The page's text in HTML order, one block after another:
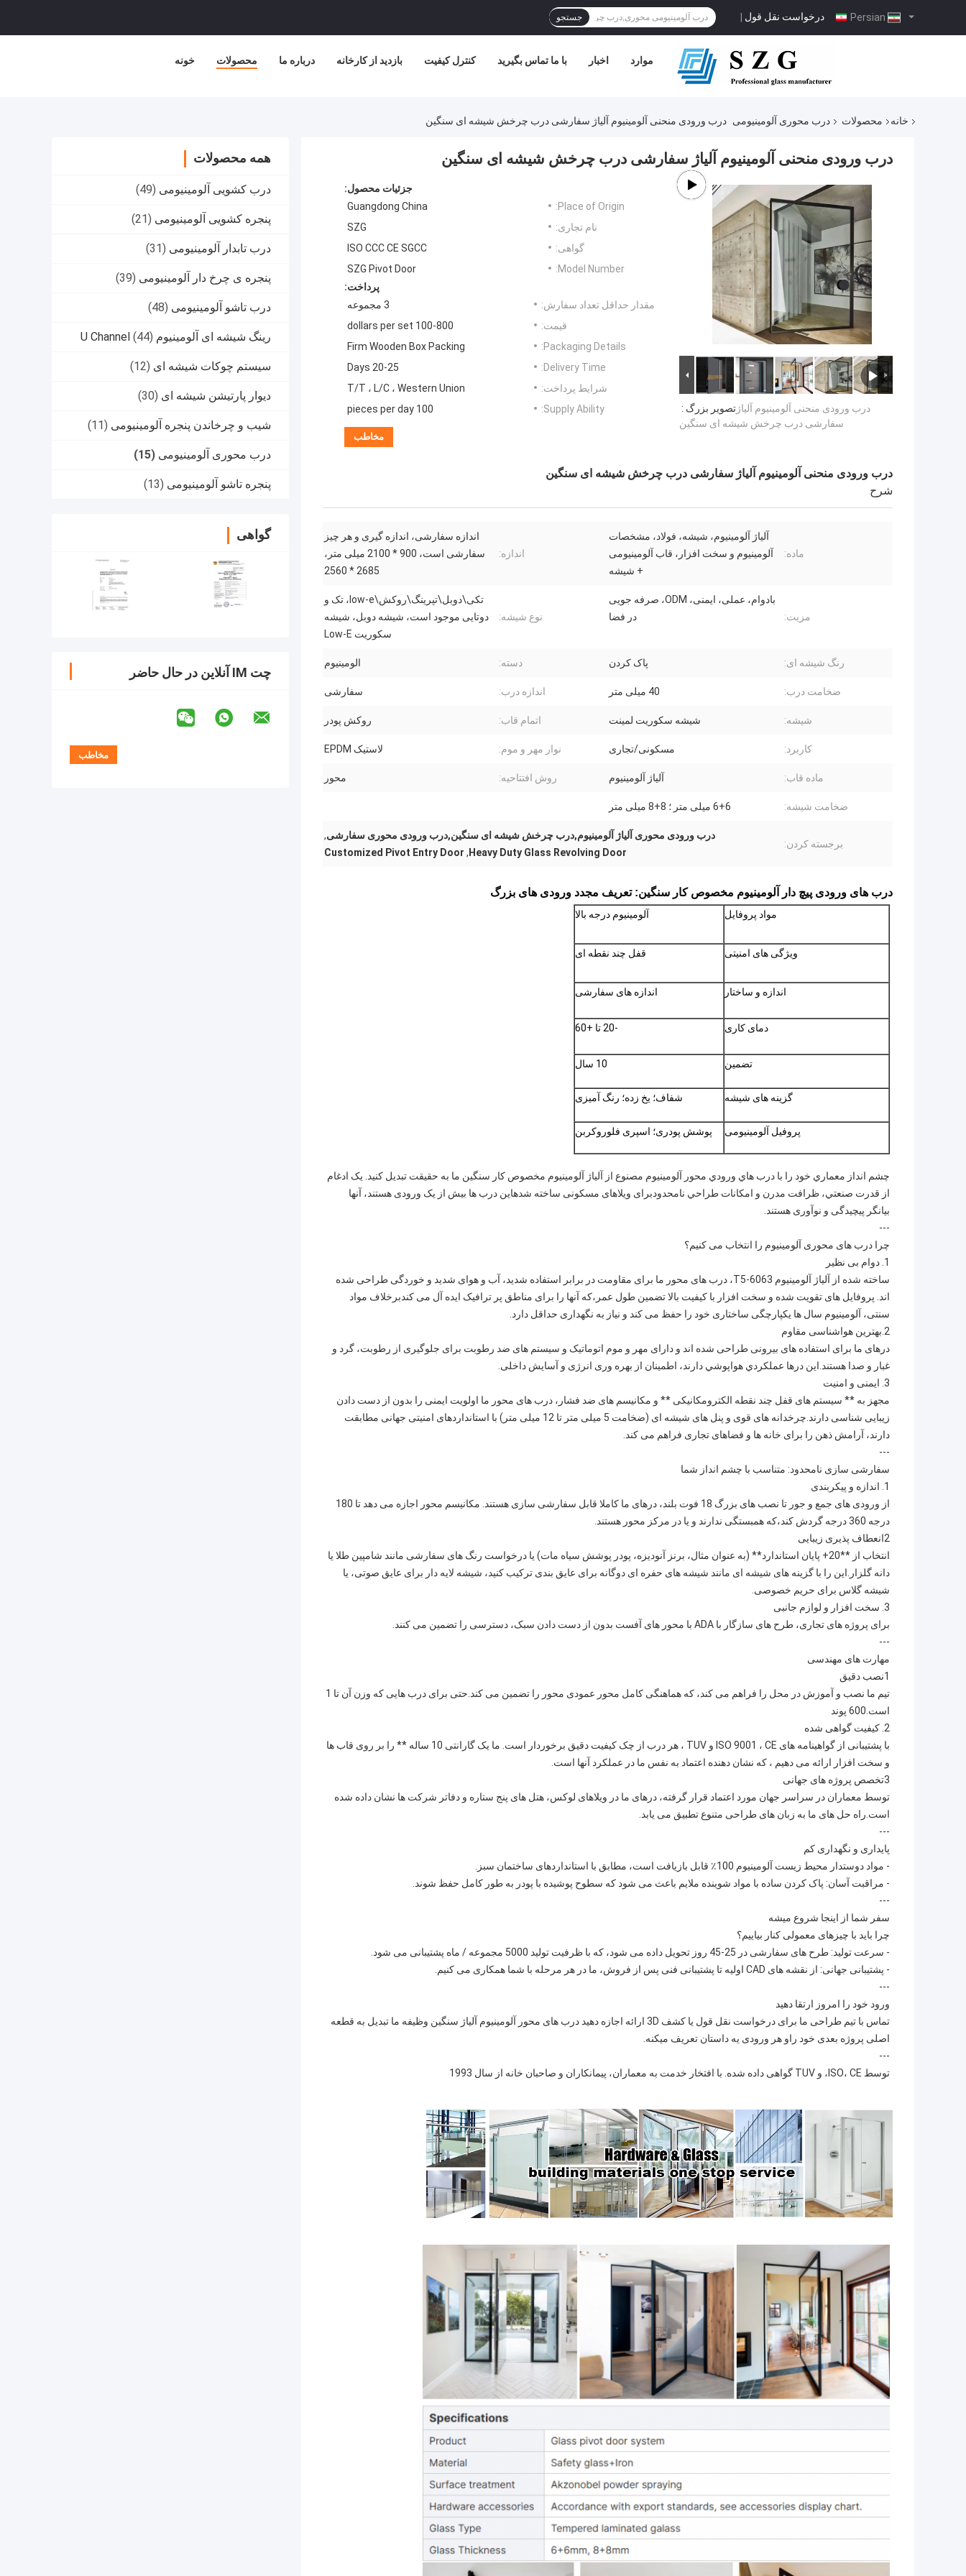
درخواست نقل قول | جستجو
خونه محصولات درباره ما بازدید از کارخانه کنترل کیفیت با ما تماس بگیرید اخبار موارد
خانه محصولات درب محوری آلومینیومی درب ورودی منحنی آلومینیوم آلیاژ سفارشی درب چرخش شیشه ای سنگین
همه محصولات
درب کشویی آلومینیومی (49)
پنجره کشویی آلومینیومی (21)
درب تابدار آلومینیومی (31)
پنجره ی چرخ دار آلومینیومی (39)
درب تاشو آلومینیومی (48)
رینگ شیشه ای آلومینیوم U Channel (44)
سیستم چوکات شیشه ای (12)
دیوار پارتیشن شیشه ای (30)
شیب و چرخاندن پنجره آلومینیومی (11)
درب محوری آلومینیومی (15)
پنجره تاشو آلومینیومی (13)
گواهی
چت IM آنلاین در حال حاضر
درب ورودی منحنی آلومینیوم آلیاژ سفارشی درب چرخش شیشه ای سنگین
تصویر بزرگ :درب ورودی منحنی آلومینیوم آلیاژ
سفارشی درب چرخش شیشه ای سنگین
جزئیات محصول:
Place of Origin:
Guangdong China
نام تجاری:
SZG
گواهی:
ISO CCC CE SGCC
Model Number:
SZG Pivot Door
پرداخت:
مقدار حداقل تعداد سفارش:
3 مجموعه
قیمت:
100-800 dollars per set
Packaging Details:
Firm Wooden Box Packing
Delivery Time:
20-25 Days
شرایط پرداخت:
T/T ، L/C ، Western Union
Supply Ability:
100 pieces per day
مخاطب
درب ورودی منحنی آلومینیوم آلیاژ سفارشی درب چرخش شیشه ای سنگین
شرح
ماده:
آلیاژ آلومینیوم، شیشه، فولاد، مشخصات
آلومینیوم و سخت افزار، قاب آلومینیومی
+ شیشه
اندازه:
اندازه سفارشی، اندازه گیری و هر چیز
سفارشی است، 900 * 2100 میلی متر،
2685 * 2560
مزیت:
بادوام، عملی، ایمنی، ODM، صرفه جویی
در فضا
نوع شیشه:
تکی\دوبل\تپرینگ\روکش\low-e، تک و
دوتایی موجود است، شیشه دوبل، شیشه
سکوریت Low-E
رنگ شیشه ای: پاک کردن دسته: الومینیوم
ضخامت درب: 40 میلی متر اندازه درب: سفارشی
شیشه: شیشه سکوریت لمینت اتمام قاب: روکش پودر
کاربرد: مسکونی/تجاری نوار مهر و موم: لاستیک EPDM
ماده قاب: آلیاژ آلومینیوم روش افتتاحیه: محور
ضخامت شیشه: 6+6 میلی متر ؛ 8+8 میلی متر
برجسته کردن:
درب ورودی محوری آلیاژ آلومینیوم,درب چرخش شیشه ای سنگین,درب ورودی محوری سفارشی,
Heavy Duty Glass Revolving Door
,
Customized Pivot Entry Door
درب های ورودی پیچ دار آلومینیوم مخصوص کار سنگین: تعریف مجدد ورودی های بزرگ
مواد پروفایل آلومینیوم درجه بالا
ویژگی های امنیتی قفل چند نقطه ای
اندازه و ساختار اندازه های سفارشی
دمای کاری -20 تا +60
تضمین 10 سال
گزینه های شیشه شفاف؛ یخ زده؛ رنگ آمیزی
پروفیل آلومینیومی پوشش پودری؛ اسپری فلوروکربن
چشم انداز معماري خود را با درب هاي ورودي محور آلومينيوم مصنوع از آلياژ آلومينيوم مخصوص کار سنگین ما به حقيقت تبديل کنيد. يک ادغام
از قدرت صنعتي، ظرافت مدرن و امكانات طراحي نامحدودبرای ویلاهای مسکونی ساخته شدهاین درب ها بیش از یک ورودی هستند، آنها
بیانگر پیچیدگی و نوآوری هستند.
---
چرا درب های محوری آلومینیوم را انتخاب می کنیم؟
1. دوام بی نظیر
ساخته شده از آلیاژ آلومینیوم 6063-T5، درب های محور ما برای مقاومت در برابر استفاده شدید، آب و هوای شدید و خوردگی طراحی شده
اند. پروفایل های تقویت شده و سخت افزار با کیفیت بالا تضمین طول عمر،که آنها را برای مناطق پر ترافیک ایده آل می کندبرخلاف مواد
سنتی، آلومینیوم سال ها یکپارچگی ساختاری خود را حفظ می کند و نیاز به نگهداری حداقل دارد.
2.بهترین هواشناسی مقاوم
درهای ما برای استفاده های بیرونی طراحی شده اند و دارای مهر و موم اتوماتیک و سیستم های ضد رطوبت برای جلوگیری از رطوبت، گرد و
غبار و صدا هستند.اين درها عملکردي هواپوشي دارند، اطمینان از بهره وری انرژی و آسایش داخلی.
3. ایمنی و امنیت
مجهز به ** سیستم های قفل چند نقطه الکترومکانیکی ** و مکانیسم های ضد فشار، درب های محور ما اولویت ایمنی را بدون از دست دادن
زیبایی شناسی دارند.چرخدانه های قوی و پنل های شیشه ای (ضخامت 5 میلی متر تا 12 میلی متر) با استانداردهای امنیتی جهانی مطابقت
دارند، آرامش ذهن را برای خانه ها و فضاهای تجاری فراهم می کند.
---
سفارشی سازی نامحدود: متناسب با چشم انداز شما
1. اندازه و پیکربندی
از ورودی های جمع و جور تا نصب های بزرگ 18 فوت بلند، درهای ما کاملا قابل سفارشی سازی هستند. مکانیسم محور اجازه می دهد تا 180
درجه 360 درجه گردش کند،که همبستگی ندارند و یا در مرکز محور هستند.
2انعطاف پذیری زیبایی
انتخاب از **20+ پایان استاندارد** (به عنوان مثال، برنز آنودیزه، پودر پوشش سیاه مات) یا درخواست رنگ های سفارشی مانند شامپین طلا یا
دانه گلزار.این را با گزینه های شیشه ای مانند شیشه های حفره ای دوگانه برای عایق بندی ترکیب کنید، شیشه لایه دار برای عایق صوتی، یا
شیشه گلاس برای حریم خصوصی.
3. سخت افزار و لوازم جانبی
برای پروژه های تجاری، طرح های سازگار با ADA با محور های آفست بدون از دست دادن سبک، دسترسی را تضمین می کنند.
---
مهارت های مهندسی
1نصب دقیق
تیم ما نصب و آموزش در محل را فراهم می کند، که هماهنگی کامل محور عمودی محور را تضمین می کند.حتی برای درب هایی که وزن آن تا 1
است.600 پوند
2. کیفیت گواهی شده
با پشتیبانی از گواهینامه های ISO 9001 ، CE و TUV ، هر درب از چک کیفیت دقیق برخوردار است. ما یک گارانتی 10 ساله ** را بر روی قاب ها
و سخت افزار ارائه می دهیم ، که نشان دهنده اعتماد به نفس ما در عملکرد آنها است.
3تخصص پروژه های جهانی
توسط معماران در سراسر جهان مورد اعتماد قرار گرفته، درهای ما در ویلاهای لوکس، هتل های پنج ستاره و دفاتر شرکت ها نشان داده شده
است.راه حل های ما به زبان های طراحی متنوع تطبیق می یابد.
---
پایداری و نگهداری کم
- مواد دوستدار محیط زیست آلومینیوم 100٪ قابل بازیافت است، مطابق با استانداردهای ساختمان سبز.
- مراقبت آسان: پاک کردن ساده با مواد شوینده ملایم باعث می شود که سطوح پوشیده با پودر به طور کامل حفظ شوند.
---
سفر شما از اينجا شروع ميشه
چرا باید با چیزهای معمولی کنار بیاییم؟
- سرعت تولید: طرح های سفارشی در 25-45 روز تحویل داده می شود، که با ظرفیت تولید 5000 مجموعه / ماه پشتیبانی می شود.
- پشتیبانی جهانی: از نقشه های CAD اولیه تا پشتیبانی فنی پس از فروش، ما در هر مرحله با شما همکاری می کنیم.
---
ورود خود را امروز ارتقا دهید
تماس با تیم طراحی ما برای درخواست نقل قول یا کشف 3D ارائه اجازه دهید درب های محور آلومینیوم آلیاژ سنگین وظیفه ما تبدیل به قطعه
اصلی پروژه بعدی خود راو هر ورودی یه داستان تعریف میکنه.
---
توسط ISO، CE، و TUV گواهی داده شده. با افتخار خدمت به معماران، پیمانکاران و صاحبان خانه از سال 1993